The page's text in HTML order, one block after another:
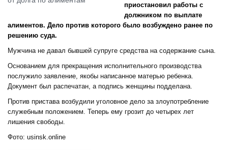
приостановил работы с
должником по выплате
алиментов. Дело против которого было возбуждено ранее по
решению суда.
Мужчина не давал бывшей супруге средства на содержание сына.
Основанием для прекращения исполнительного производства
послужило заявление, якобы написанное матерью ребенка.
Документ был распечатан, а подпись женщины подделана.
Против пристава возбудили уголовное дело за злоупотребление
служебным положением. Теперь ему грозит до четырех лет
лишения свободы.
Фото: usinsk.online